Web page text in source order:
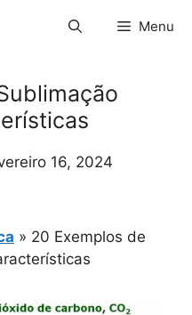
Menu
16, 2024
» 20 Exemplos de